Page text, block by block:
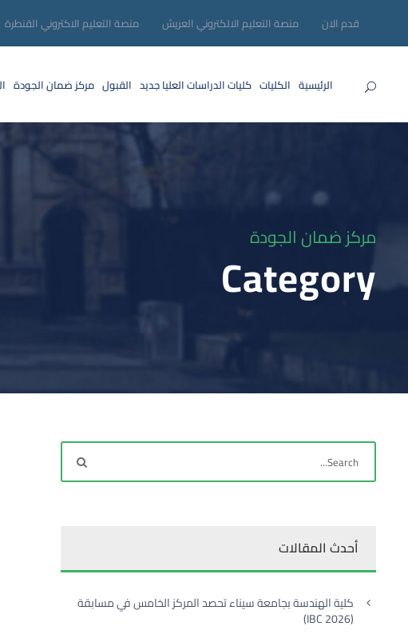
قدم الان منصة التعليم الالكتروني العريش منصة التعليم الاكتروني القنطرة
الرئيسية الكليات كليات الدراسات العلياجديد القبول مركز ضمان الجودة
مركز ضمان الجودة
Category
أحدث المقالات
كلية الهندسة بجامعة سيناء تحصد المركز الخامس في مسابقة
(IBC 2026)